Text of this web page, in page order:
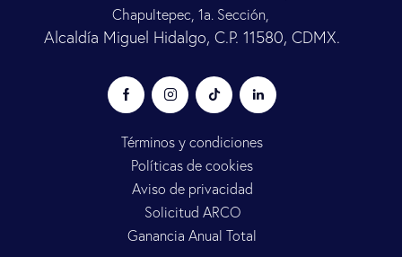
Chapultepec, 1a. Sección,
Alcaldía Miguel Hidalgo, C.P. 11580, CDMX.
Términos y condiciones
Políticas de cookies
Aviso de privacidad
Solicitud ARCO
Ganancia Anual Total